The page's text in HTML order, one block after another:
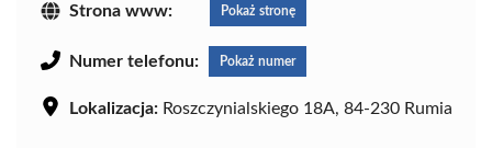
Strona www: Pokaż stronę
Numer telefonu: Pokaż numer
Lokalizacja: Roszczynialskiego 18A, 84-230 Rumia